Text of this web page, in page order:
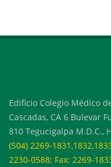
Edificio Colegio Médico
Cascadas, CA 6 Bulevar
810 Tegucigalpa M.D.C.,
(504) 2269-
2230-0588; Fax: 2269-